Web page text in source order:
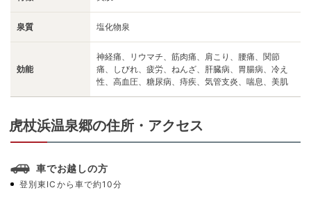
泉質 塩化物泉
効能
神経痛、リウマチ、筋肉痛、肩こり、腰痛、関節
痛、しびれ、疲労、ねんざ、肝臓病、胃腸病、冷え
性、高血圧、糖尿病、痔疾、気管支炎、喘息、美肌
虎杖浜温泉郷の住所・アクセス
車でお越しの方
登別東ICから車で約10分